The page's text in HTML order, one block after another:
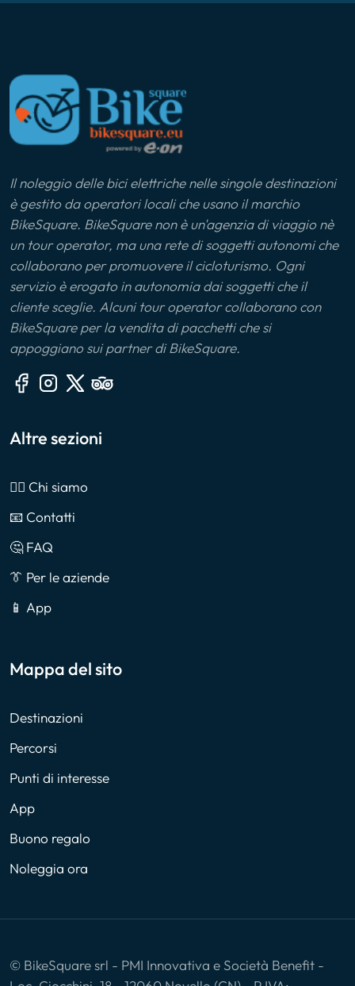
Il noleggio delle bici elettriche nelle singole destinazioni
è gestito da operatori locali che usano il marchio
BikeSquare. BikeSquare non è un'agenzia di viaggio nè
un tour operator, ma una rete di soggetti autonomi che
collaborano per promuovere il cicloturismo. Ogni
servizio è erogato in autonomia dai soggetti che il
cliente sceglie. Alcuni tour operator collaborano con
BikeSquare per la vendita di pacchetti che si
appoggiano sui partner di BikeSquare.
Altre sezioni
🙎‍♂️ Chi siamo
📧 Contatti
🤔 FAQ
👔 Per le aziende
📱 App
Mappa del sito
Destinazioni
Percorsi
Punti di interesse
App
Buono regalo
Noleggia ora
© BikeSquare srl - PMI Innovativa e Società Benefit -